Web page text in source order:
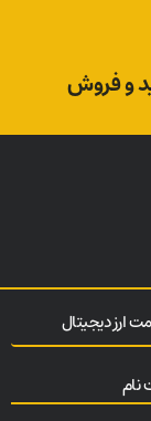
و فروش
ارز دیجیتال
نام